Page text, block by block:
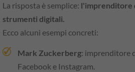
La risposta è semplice: l'imprenditore
strumenti digitali.
Ecco alcuni esempi concreti:
Mark Zuckerberg: imprenditore
Facebook e Instagram.